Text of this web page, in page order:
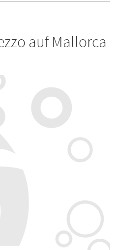
auf Mallorca